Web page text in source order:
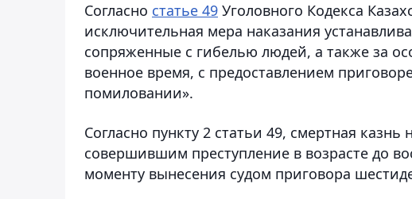
Согласно статье 49 Уголовного Кодекса
исключительная мера наказания
сопряженные с гибелью людей, а также за
военное время, с предоставлением
помиловании».
Согласно пункту 2 статьи 49, смертная
совершившим преступление в возрасте до
моменту вынесения судом приговора